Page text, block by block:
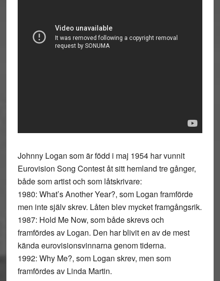
Johnny Logan som är född i maj 1954 har vunnit
Eurovision Song Contest åt sitt hemland tre gånger,
både som artist och som låtskrivare:
1980: What’s Another Year?, som Logan framförde
men inte själv skrev. Låten blev mycket framgångsrik.
1987: Hold Me Now, som både skrevs och
framfördes av Logan. Den har blivit en av de mest
kända eurovisionsvinnarna genom tiderna.
1992: Why Me?, som Logan skrev, men som
framfördes av Linda Martin.